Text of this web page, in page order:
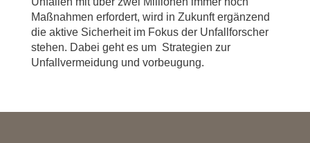
Maßnahmen erfordert, wird in Zukunft ergänzend
die aktive Sicherheit im Fokus der Unfallforscher
stehen. Dabei geht es um Strategien zur
Unfallvermeidung und vorbeugung.